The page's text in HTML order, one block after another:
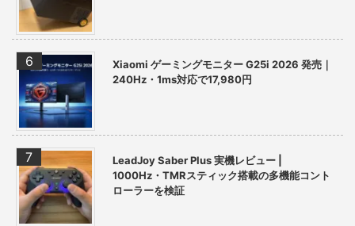
Xiaomi ゲーミングモニター G25i 2026 発売｜
240Hz・1ms対応で17,980円
LeadJoy Saber Plus 実機レビュー |
1000Hz・TMRスティック搭載の多機能コント
ローラーを検証